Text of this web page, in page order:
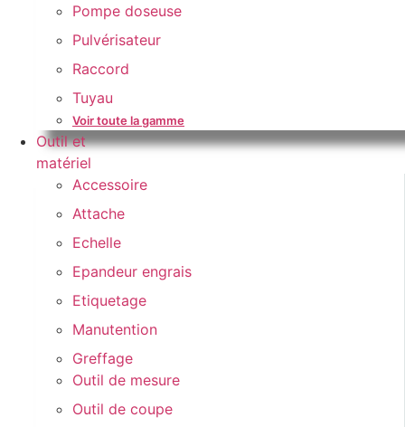
Pompe doseuse
Pulvérisateur
Raccord
Tuyau
Voir toute la gamme
Outil et
matériel
Accessoire
Attache
Echelle
Epandeur engrais
Etiquetage
Manutention
Greffage
Outil de mesure
Outil de coupe